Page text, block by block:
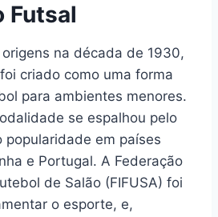
Futsal
na década de 1930,
criado como uma forma
para ambientes menores.
se espalhou pelo
popularidade em países
e Portugal. A Federação
de Salão (FIFUSA) foi
o esporte, e,